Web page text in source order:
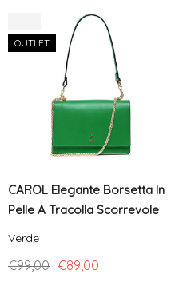
OUTLET
CAROL Elegante Borsetta In
Pelle A Tracolla Scorrevole
Verde
€99,00 €89,00